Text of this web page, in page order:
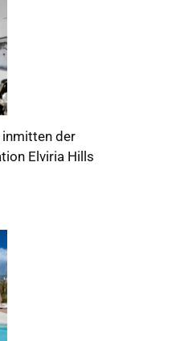
inmitten der
Elviria Hills